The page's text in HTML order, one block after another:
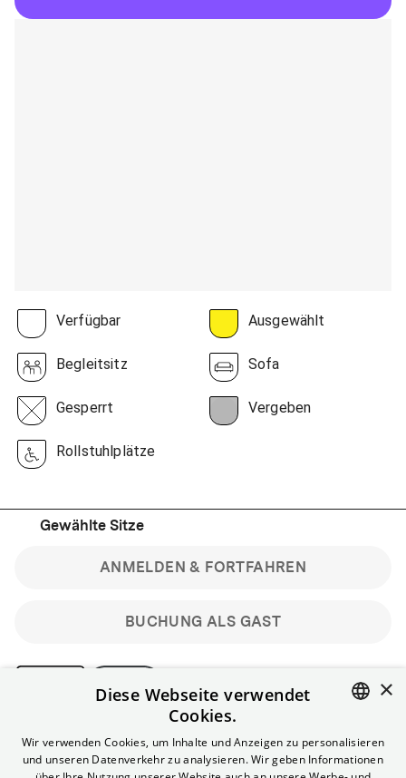
Verfügbar Ausgewählt
Begleitsitz Sofa
Gesperrt Vergeben
Rollstuhlplätze
Gewählte Sitze
BUCHUNG ALS GAST
ANMELDEN & FORTFAHREN
Bitte beachte: Gastbuchungen sind nicht stornierbar.
Registriere dich kostenlos für bis zu 90 min vor Filmbeginn
stornierbare Tickets für reguläre Vorstellungen.
ENGLISH
×
Diese Webseite verwendet
Cookies.
Wir verwenden Cookies, um Inhalte und Anzeigen zu personalisieren
und unseren Datenverkehr zu analysieren. Wir geben Informationen